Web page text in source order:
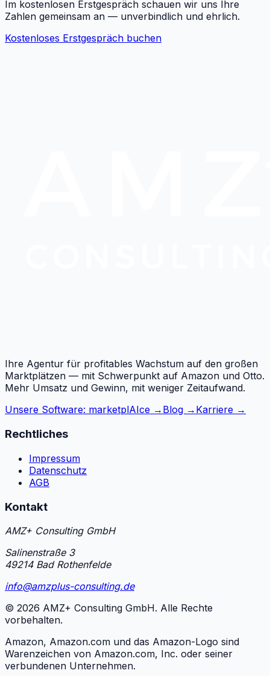
Im kostenlosen Erstgespräch schauen wir uns Ihre
Zahlen gemeinsam an — unverbindlich und ehrlich.
Kostenloses Erstgespräch buchen
Ihre Agentur für profitables Wachstum auf den großen
Marktplätzen — mit Schwerpunkt auf Amazon und Otto.
Mehr Umsatz und Gewinn, mit weniger Zeitaufwand.
Unsere Software: marketplAIce → Blog → Karriere →
Rechtliches
Impressum
Datenschutz
AGB
Kontakt
AMZ+ Consulting GmbH
Salinenstraße 3
49214 Bad Rothenfelde
info@amzplus-consulting.de
© 2026 AMZ+ Consulting GmbH. Alle Rechte
vorbehalten.
Amazon, Amazon.com und das Amazon-Logo sind
Warenzeichen von Amazon.com, Inc. oder seiner
verbundenen Unternehmen.